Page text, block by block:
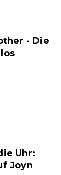
- Die
Uhr:
Joyn